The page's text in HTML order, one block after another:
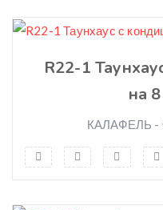
R22-1
на
КАЛАФЕЛЬ